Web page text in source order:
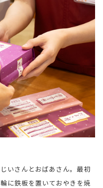
いさんとおばあさん。最初
に鉄板を置いておやきを焼